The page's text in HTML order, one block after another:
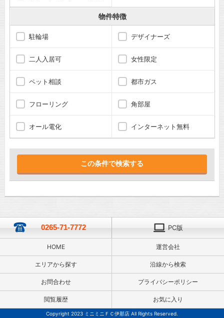
物件特徴
駐輪場 デザイナーズ
二人入居可 女性限定
ペット相談 都市ガス
フローリング 角部屋
オール電化 インターネット無料
0265-71-7772 PC版
HOME 運営会社
エリアから探す 沿線から検索
お問合わせ プライバシーポリシー
閲覧履歴 お気に入り
Copyright 2023 ミニミニＦＣ伊那店 All Rights Reserved.